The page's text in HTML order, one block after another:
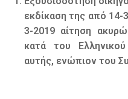
εκδίκαση της από 14-
3-2019 αίτηση
κατά του
αυτής, ενώπιον του